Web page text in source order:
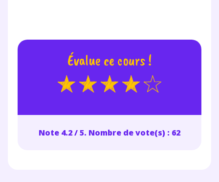
Évalue ce cours !
Note 4.2 / 5. Nombre de vote(s) : 62